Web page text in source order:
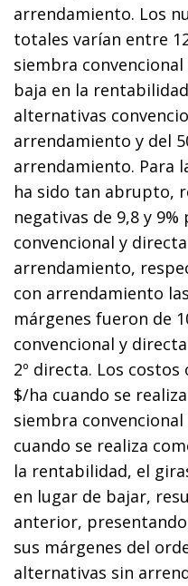
arrendamiento. Los
totales varían entre
siembra
baja en la
alternativas
arrendamiento y del
arrendamiento. Para
ha sido tan abrupto,
negativas de 9,8 y 9%
convencional y
arrendamiento,
con arrendamiento
márgenes fueron de
convencional y
2º directa. Los costos
$/ha cuando se
siembra
cuando se realiza
la rentabilidad, el
en lugar de bajar,
anterior,
sus márgenes del
alternativas sin